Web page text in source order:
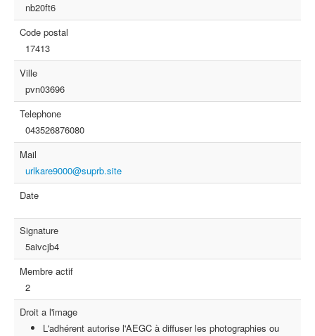
nb20ft6
Code postal
17413
Ville
pvn03696
Telephone
043526876080
Mail
urlkare9000@suprb.site
Date
Signature
5aivcjb4
Membre actif
2
Droit a l'image
L'adhérent autorise l'AEGC à diffuser les photographies ou